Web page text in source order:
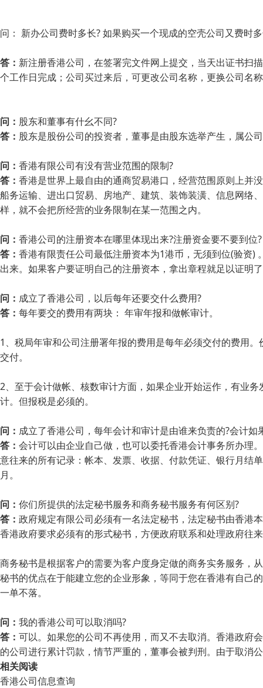
问： 新办公司费时多长? 如果购买一个现成的空壳公司又费时
答： 新注册香港公司，在签署完文件网上提交，当天出证书扫
个工作日完成；公司买过来后，可更改公司名称，更换公司名
问： 股东和董事有什幺不同?
答： 股东是股份公司的投资者，董事是由股东选举产生，属公
问： 香港有限公司有没有营业范围的限制?
答： 香港是世界上最自由的通商贸易港口，经营范围原则上并
船务运输、进出口贸易、房地产、建筑、装饰装潢、信息网络
样，就不会把所经营的业务限制在某一范围之内。
问： 香港公司的注册资本在哪里体现出来?注册资金要不要到位?
答： 香港有限责任公司最低注册资本为1港币，无须到位(验资
出来。如果客户要证明自己的注册资本，拿出章程就足以证明
问： 成立了香港公司，以后每年还要交什么费用?
答： 每年要交的费用有两块： 年审年报和做帐审计。
1、税局年审和公司注册署年报的费用是每年必须交付的费用
交付。
2、至于会计做帐、核数审计方面，如果企业开始运作，有业
计。但报税是必须的。
问： 成立了香港公司，每年会计和审计是由谁来负责的?会计
答： 会计可以由企业自己做，也可以委托香港会计事务所办理
意往来的所有记录：帐本、发票、收据、付款凭证、银行月结
月。
问： 你们所提供的法定秘书服务和商务秘书服务有何区别?
答： 政府规定有限公司必须有一名法定秘书，法定秘书由香港
香港政府要求必须有的形式秘书，方便政府联系和处理政府往
商务秘书是根据客户的需要为客户度身定做的商务实务服务，
秘书的优点在于能建立您的企业形象，等同于您在香港有自己
一单不落。
问： 我的香港公司可以取消吗?
答： 可以。如果您的公司不再使用，而又不去取消。香港政府
的公司进行累计罚款，情节严重的，董事会被判刑。由于取消
相关阅读
香港公司信息查询